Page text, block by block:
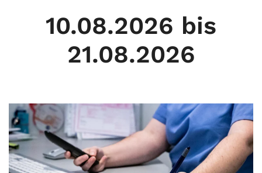
10.08.2026 bis
21.08.2026